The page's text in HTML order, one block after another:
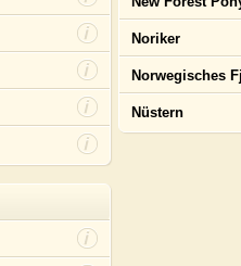
Noriker
Norwegisches
Nüstern